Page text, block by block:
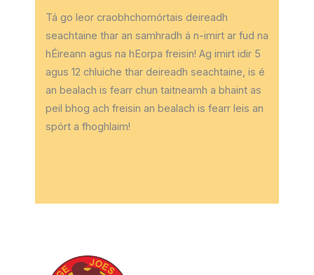
Tá go leor craobhchomórtais deireadh
seachtaine thar an samhradh á n-imirt ar fud na
hÉireann agus na hEorpa freisin! Ag imirt idir 5
agus 12 chluiche thar deireadh seachtaine, is é
an bealach is fearr chun taitneamh a bhaint as
peil bhog ach freisin an bealach is fearr leis an
spórt a fhoghlaim!